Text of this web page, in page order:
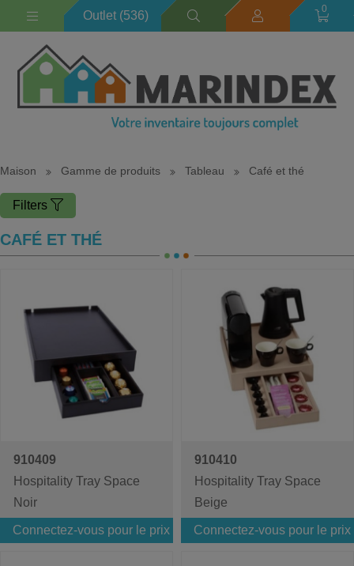
Outlet (536) 0
Maison Gamme de produits Tableau Café et thé
Filters
CAFÉ ET THÉ
910409
Hospitality Tray Space
Noir
Connectez-vous pour le prix
910410
Hospitality Tray Space
Beige
Connectez-vous pour le prix